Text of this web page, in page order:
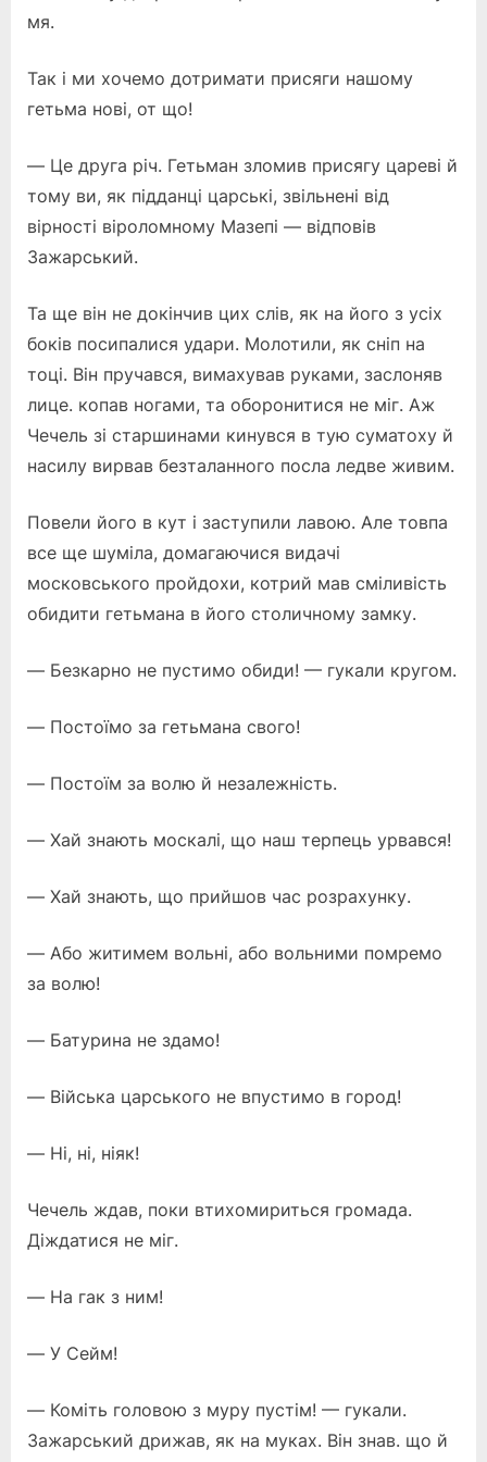
мя.
Так і ми хочемо дотримати присяги нашому
гетьма нові, от що!
— Це друга річ. Гетьман зломив присягу цареві й
тому ви, як підданці царські, звільнені від
вірності віроломному Мазепі — відповів
Зажарський.
Та ще він не докінчив цих слів, як на його з усіх
боків посипалися удари. Молотили, як сніп на
тоці. Він пручався, вимахував руками, заслоняв
лице. копав ногами, та оборонитися не міг. Аж
Чечель зі старшинами кинувся в тую суматоху й
насилу вирвав безталанного посла ледве живим.
Повели його в кут і заступили лавою. Але товпа
все ще шуміла, домагаючися видачі
московського пройдохи, котрий мав сміливість
обидити гетьмана в його столичному замку.
— Безкарно не пустимо обиди! — гукали кругом.
— Постоїмо за гетьмана свого!
— Постоїм за волю й незалежність.
— Хай знають москалі, що наш терпець урвався!
— Хай знають, що прийшов час розрахунку.
— Або житимем вольні, або вольними помремо
за волю!
— Батурина не здамо!
— Війська царського не впустимо в город!
— Ні, ні, ніяк!
Чечель ждав, поки втихомириться громада.
Діждатися не міг.
— На гак з ним!
— У Сейм!
— Коміть головою з муру пустім! — гукали.
Зажарський дрижав, як на муках. Він знав. що й